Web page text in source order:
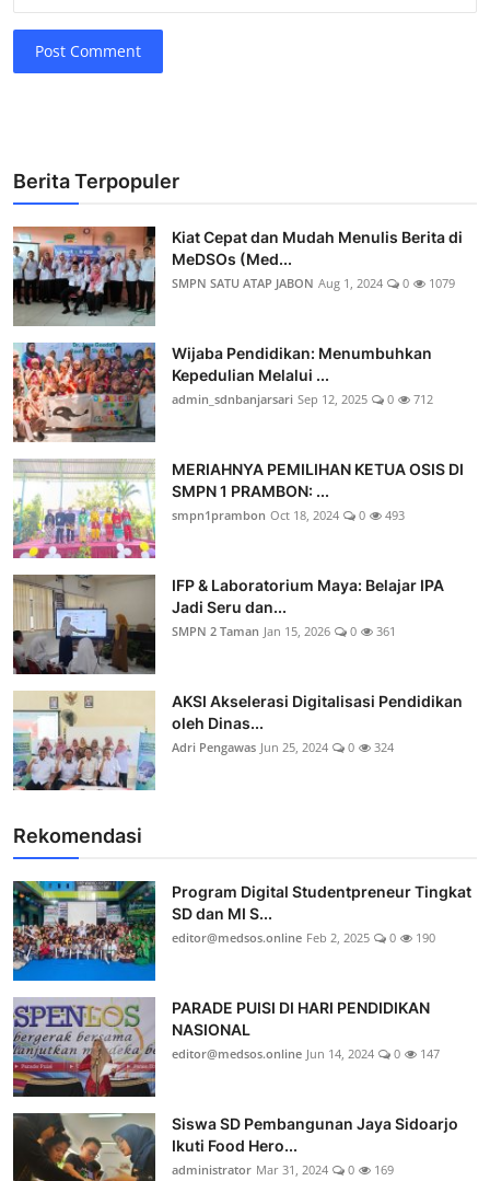
Post Comment
Berita Terpopuler
Kiat Cepat dan Mudah Menulis Berita di
MeDSOs (Med...
SMPN SATU ATAP JABON Aug 1, 2024 0 1079
Wijaba Pendidikan: Menumbuhkan
Kepedulian Melalui ...
admin_sdnbanjarsari Sep 12, 2025 0 712
MERIAHNYA PEMILIHAN KETUA OSIS DI
SMPN 1 PRAMBON: ...
smpn1prambon Oct 18, 2024 0 493
IFP & Laboratorium Maya: Belajar IPA
Jadi Seru dan...
SMPN 2 Taman Jan 15, 2026 0 361
AKSI Akselerasi Digitalisasi Pendidikan
oleh Dinas...
Adri Pengawas Jun 25, 2024 0 324
Rekomendasi
Program Digital Studentpreneur Tingkat
SD dan MI S...
editor@medsos.online Feb 2, 2025 0 190
PARADE PUISI DI HARI PENDIDIKAN
NASIONAL
editor@medsos.online Jun 14, 2024 0 147
Siswa SD Pembangunan Jaya Sidoarjo
Ikuti Food Hero...
administrator Mar 31, 2024 0 169